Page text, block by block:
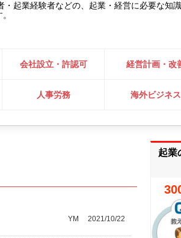
起業経験者などの、起業・経営に必要な知
会社設立・許認可 経営計画・改
人事労務 海外ビジネス
2021/10/22
YM
起業